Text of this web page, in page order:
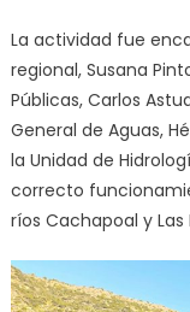
La actividad fue
regional, Susana
Públicas, Carlos
General de Aguas,
la Unidad de
correcto
ríos Cachapoal y Las